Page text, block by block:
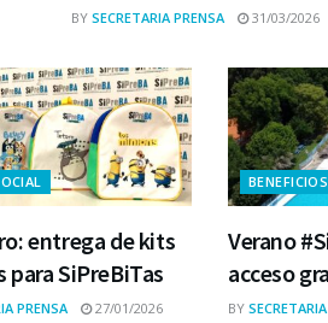
BY SECRETARIA PRENSA 31/03/2026
entrega de kits
para SiPreBiTas
PRENSA 27/01/2026
BENEFICIOS
Verano
acceso
BY